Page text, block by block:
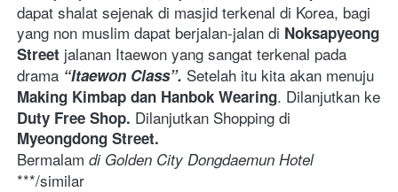
dapat shalat sejenak di masjid terkenal di Korea, bagi
yang non muslim dapat berjalan-jalan di Noksapyeong
Street jalanan Itaewon yang sangat terkenal pada
drama “Itaewon Class”.
Making Kimbap dan Hanbok Wearing
Duty Free Shop.
Myeongdong Street.
Bermalam di Golden City Dongdaemun Hotel
***/similar